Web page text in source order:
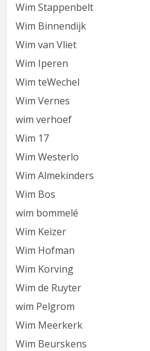
Wim Stappenbelt
Wim Binnendijk
Wim van Vliet
Wim Iperen
Wim teWechel
Wim Vernes
wim verhoef
Wim 17
Wim Westerlo
Wim Almekinders
Wim Bos
wim bommelé
Wim Keizer
Wim Hofman
Wim Korving
Wim de Ruyter
wim Pelgrom
Wim Meerkerk
Wim Beurskens